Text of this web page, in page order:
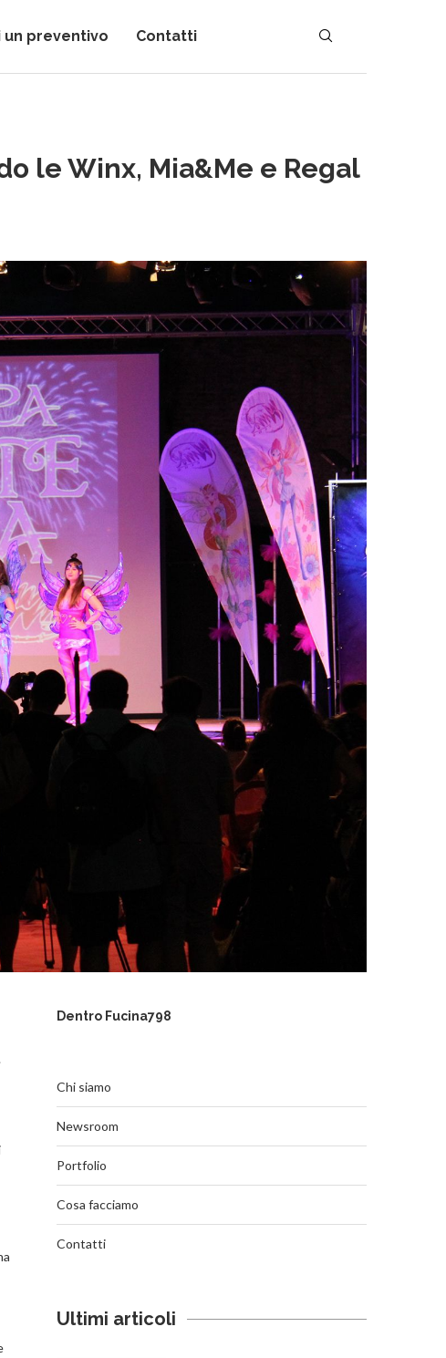
un preventivo Contatti
le Winx, Mia&Me e Regal
Dentro Fucina798
Chi siamo
Newsroom
Portfolio
Cosa facciamo
Contatti
Ultimi articoli